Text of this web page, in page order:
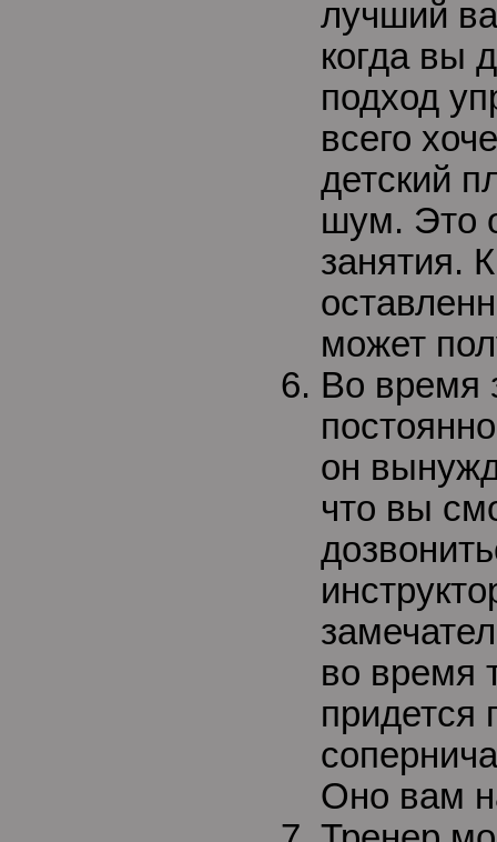
лучший
когда вы
подход
всего
детский
шум. Это
занятия.
может
Во время
он
что вы
во время
придется
Оно вам